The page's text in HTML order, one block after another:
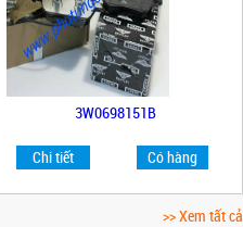
3W0698151B
Chi tiết Có hàng
>> Xem tất cả